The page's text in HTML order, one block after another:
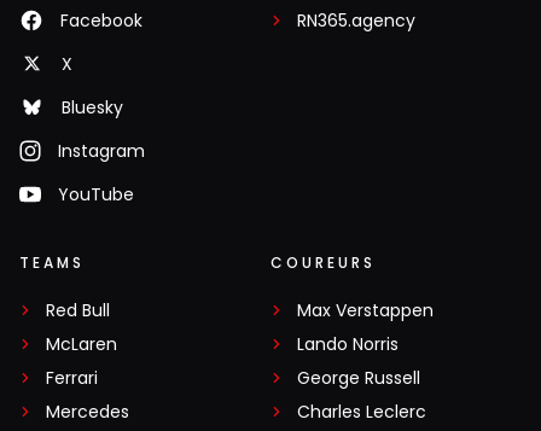
Facebook
X
Bluesky
Instagram
YouTube
RN365.agency
TEAMS
Red Bull
McLaren
Ferrari
Mercedes
COUREURS
Max Verstappen
Lando Norris
George Russell
Charles Leclerc